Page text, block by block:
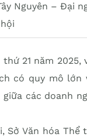
Nguyên – Đại
21 năm
có quy mô lớn
các doanh
Sở Văn hóa Thể